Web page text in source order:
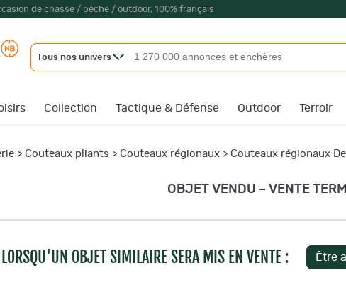
de chasse / pêche / outdoor, 100% français
Tous nos univers
Collection Tactique & Défense Outdoor Terroir
> Couteaux pliants > Couteaux régionaux > Couteaux régionaux
OBJET VENDU – VENTE
LORSQU'UN OBJET SIMILAIRE SERA MIS EN VENTE :